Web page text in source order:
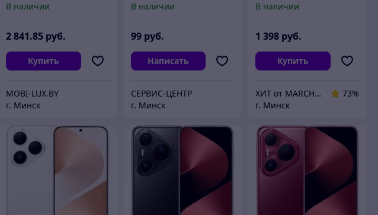
В наличии
2 841.85 руб.
Купить
MOBI-LUX.BY
г. Минск
В наличии
99 руб.
Написать
СЕРВИС-ЦЕНТР
г. Минск
6000мAч, белый
В наличии
1 398 руб.
Купить
ХИТ от MARCHENKO
73%
г. Минск